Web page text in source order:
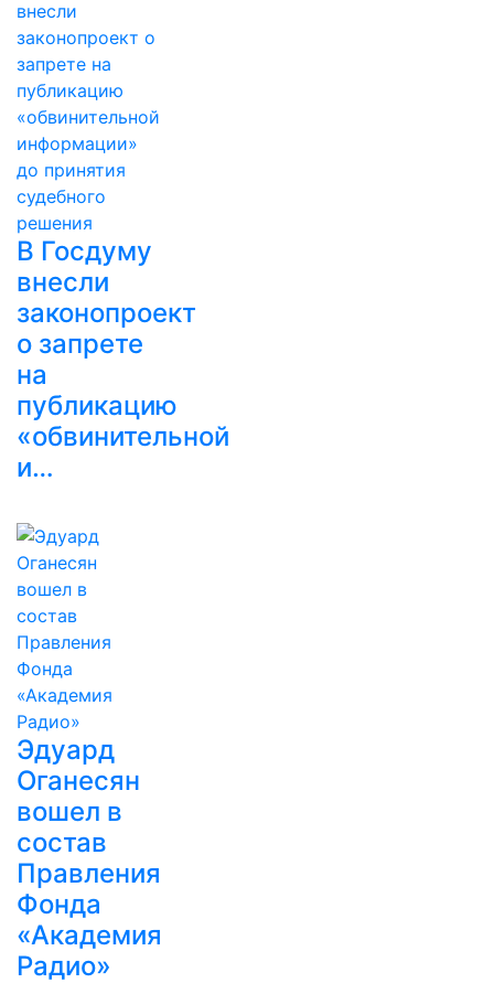
В Госдуму
внесли
законопроект
о запрете
на
публикацию
«обвинительной
и…
Эдуард
Оганесян
вошел в
состав
Правления
Фонда
«Академия
Радио»